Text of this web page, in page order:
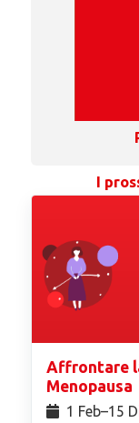
I
Affrontare
Menopausa
1 Feb⁠–15